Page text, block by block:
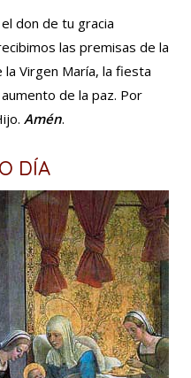
don de tu gracia
las premisas de la
Virgen María, la fiesta
de la paz. Por
Amén.
DÍA